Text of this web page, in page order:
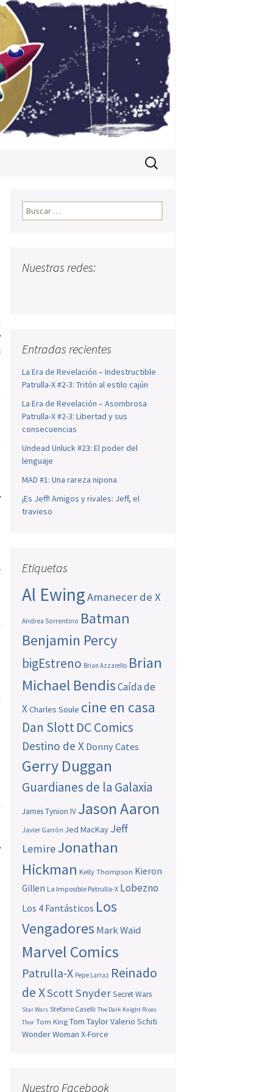
Buscar:
Buscar:
Nuestras redes:
Entradas recientes
La Era de Revelación – Indestructible
Patrulla-X #2-3: Tritón al estilo cajún
La Era de Revelación – Asombrosa
Patrulla-X #2-3: Libertad y sus
consecuencias
Undead Unluck #23: El poder del
lenguaje
MAD #1: Una rareza nipona
¡Es Jeff! Amigos y rivales: Jeff, el
travieso
Etiquetas
Al EwingAmanecer de X
Andrea Sorrentino Batman
Benjamin Percy
bigEstreno Brian Azzarello Brian
Michael BendisCaída de
XCharles Soule cine en casa
Dan SlottDC Comics
Destino de X Donny Cates
Gerry Duggan
Guardianes de la Galaxia
James Tynion IV Jason Aaron
Javier Garrón Jed MacKay Jeff
LemireJonathan
Hickman Kelly Thompson Kieron
Gillen La Imposible Patrulla-X Lobezno
Los 4 Fantásticos Los
Vengadores Mark Waid
Marvel Comics
Patrulla-X Pepe Larraz Reinado
de XScott SnyderSecret Wars
Star Wars Stefano Caselli The Dark Knight Rises
Thor Tom King Tom TaylorValerio Schiti
Wonder Woman X-Force
Nuestro Facebook